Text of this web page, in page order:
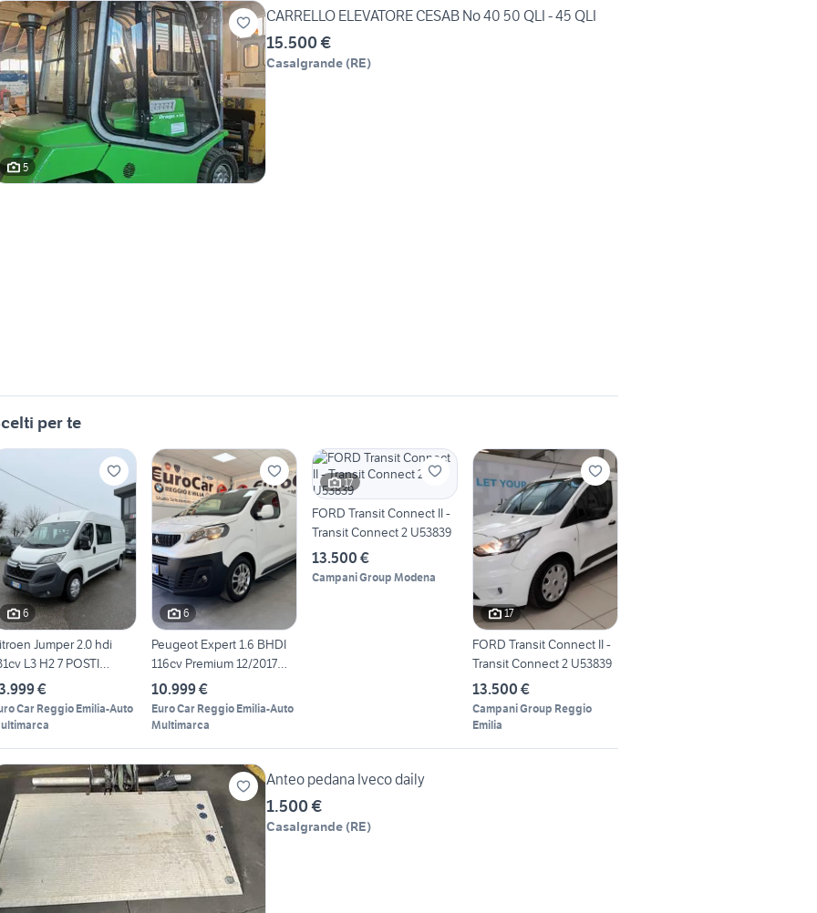
5
CARRELLO ELEVATORE CESAB No 40 50 QLI - 45 QLI
15.500 €
Casalgrande (RE)
per te
6
Jumper 2.0 hdi
L3 H2 7 POSTI
2017 €
Car Reggio Emilia-Auto
6
Peugeot Expert 1.6 BHDI
116cv Premium 12/2017
Euro
10.999 €
Euro Car Reggio Emilia-Auto
Multimarca
17
FORD Transit Connect II -
Transit Connect 2 U53839
13.500 €
Campani Group Modena
17
FORD Transit Connect II -
Transit Connect 2 U53839
13.500 €
Campani Group Reggio
Emilia
Anteo pedana Iveco daily
1.500 €
Casalgrande (RE)